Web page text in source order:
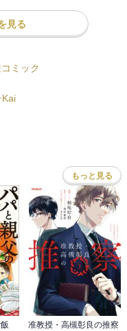
ット可の家にすればい
しの意味が全くわからな
行くのは難しいのだろ
うが
るのだろう。
勤がなくなって良かっ
何にも鹿楓堂っぽくて良
」
もしれないなと思った。
見る
ミック
Kai
もっと見る
准教授・高槻彰良の推察